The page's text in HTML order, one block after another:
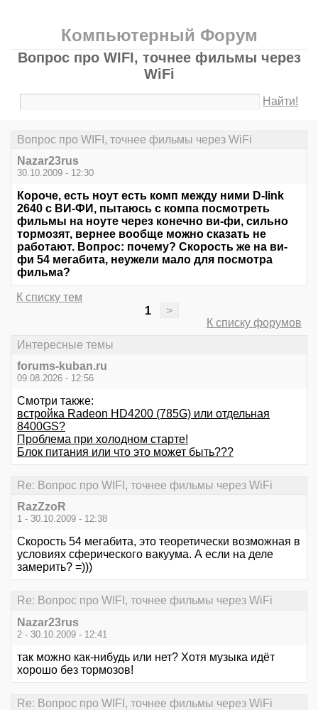
Компьютерный Форум
Вопрос про WIFI, точнее фильмы через
WiFi
Найти!
Вопрос про WIFI, точнее фильмы через WiFi
Nazar23rus
30.10.2009 - 12:30
Короче, есть ноут есть комп между ними D-link
2640 с ВИ-ФИ, пытаюсь с компа посмотреть
фильмы на ноуте через конечно ви-фи, сильно
тормозят, вернее вообще можно сказать не
работают. Вопрос: почему? Скорость же на ви-
фи 54 мегабита, неужели мало для посмотра
фильма?
К списку тем
1
>
К списку форумов
Интересные темы
forums-kuban.ru
09.08.2026 - 12:56
Смотри также:
встройка Radeon HD4200 (785G) или отдельная
8400GS?
Проблема при холодном старте!
Блок питания или что это может быть???
Re: Вопрос про WIFI, точнее фильмы через WiFi
RazZzoR
1 - 30.10.2009 - 12:38
Скорость 54 мегабита, это теоретически возможная в
условиях сферического вакуума. А если на деле
замерить? =)))
Re: Вопрос про WIFI, точнее фильмы через WiFi
Nazar23rus
2 - 30.10.2009 - 12:41
так можно как-нибудь или нет? Хотя музыка идёт
хорошо без тормозов!
Re: Вопрос про WIFI, точнее фильмы через WiFi